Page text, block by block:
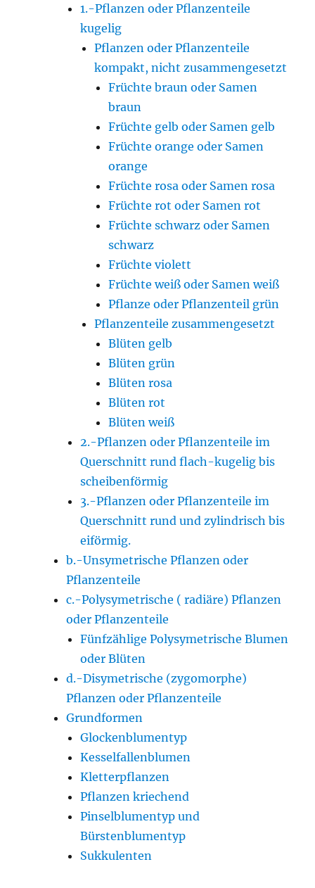
1.-Pflanzen oder Pflanzenteile
kugelig
Pflanzen oder Pflanzenteile
kompakt, nicht zusammengesetzt
Früchte braun oder Samen
braun
Früchte gelb oder Samen gelb
Früchte orange oder Samen
orange
Früchte rosa oder Samen rosa
Früchte rot oder Samen rot
Früchte schwarz oder Samen
schwarz
Früchte violett
Früchte weiß oder Samen weiß
Pflanze oder Pflanzenteil grün
Pflanzenteile zusammengesetzt
Blüten gelb
Blüten grün
Blüten rosa
Blüten rot
Blüten weiß
2.-Pflanzen oder Pflanzenteile im
Querschnitt rund flach-kugelig bis
scheibenförmig
3.-Pflanzen oder Pflanzenteile im
Querschnitt rund und zylindrisch bis
eiförmig.
b.-Unsymetrische Pflanzen oder
Pflanzenteile
c.-Polysymetrische ( radiäre) Pflanzen
oder Pflanzenteile
Fünfzählige Polysymetrische Blumen
oder Blüten
d.-Disymetrische (zygomorphe)
Pflanzen oder Pflanzenteile
Grundformen
Glockenblumentyp
Kesselfallenblumen
Kletterpflanzen
Pflanzen kriechend
Pinselblumentyp und
Bürstenblumentyp
Sukkulenten